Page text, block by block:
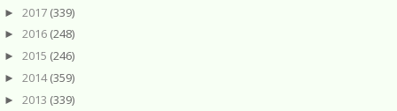
► 2017 (339)
► 2016 (248)
► 2015 (246)
► 2014(359)
► 2013 (339)